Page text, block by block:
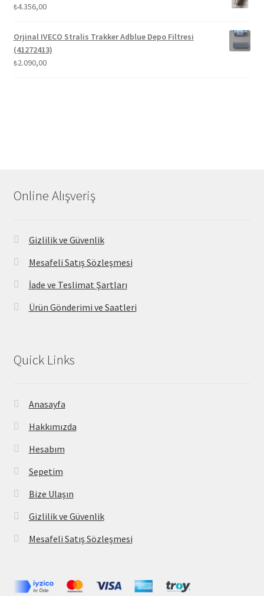
₺4.356,00
Orjinal IVECO Stralis Trakker Adblue Depo Filtresi
(41272413)
₺2.090,00
Online Alışveriş
Gizlilik ve Güvenlik
Mesafeli Satış Sözleşmesi
İade ve Teslimat Şartları
Ürün Gönderimi ve Saatleri
Quick Links
Anasayfa
Hakkımızda
Hesabım
Sepetim
Bize Ulaşın
Gizlilik ve Güvenlik
Mesafeli Satış Sözleşmesi